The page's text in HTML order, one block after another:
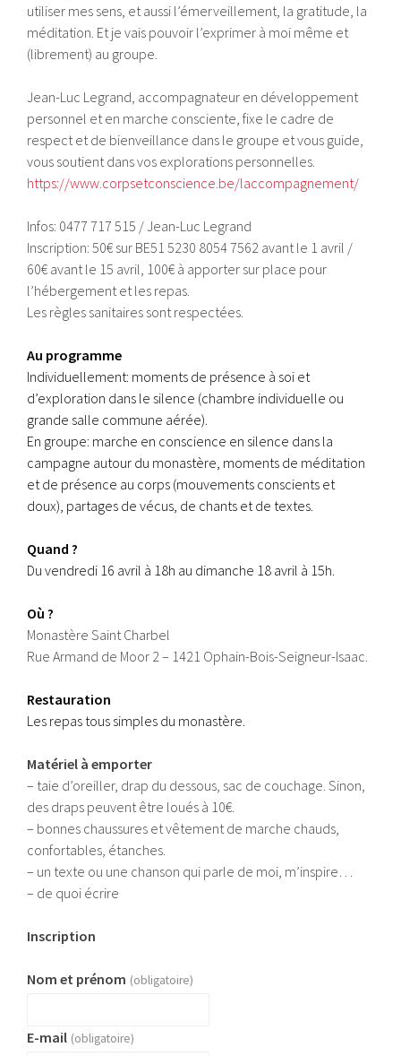
utiliser mes sens, et aussi l’émerveillement, la gratitude, la
méditation. Et je vais pouvoir l’exprimer à moi même et
(librement) au groupe.
Jean-Luc Legrand, accompagnateur en développement
personnel et en marche consciente, fixe le cadre de
respect et de bienveillance dans le groupe et vous guide,
vous soutient dans vos explorations personnelles.
https://www.corpsetconscience.be/laccompagnement/
Infos: 0477 717 515 / Jean-Luc Legrand
Inscription: 50€ sur BE51 5230 8054 7562 avant le 1 avril /
60€ avant le 15 avril, 100€ à apporter sur place pour
l’hébergement et les repas.
Les règles sanitaires sont respectées.
Au programme
Individuellement: moments de présence à soi et
d’exploration dans le silence (chambre individuelle ou
grande salle commune aérée).
En groupe: marche en conscience en silence dans la
campagne autour du monastère, moments de méditation
et de présence au corps (mouvements conscients et
doux), partages de vécus, de chants et de textes.
Quand ?
Du vendredi 16 avril à 18h au dimanche 18 avril à 15h.
Où ?
Monastère Saint Charbel
Rue Armand de Moor 2 – 1421 Ophain-Bois-Seigneur-Isaac.
Restauration
Les repas tous simples du monastère.
Matériel à emporter
– taie d’oreiller, drap du dessous, sac de couchage. Sinon,
des draps peuvent être loués à 10€.
– bonnes chaussures et vêtement de marche chauds,
confortables, étanches.
– un texte ou une chanson qui parle de moi, m’inspire…
– de quoi écrire
Inscription
Nom et prénom (obligatoire)
E-mail (obligatoire)